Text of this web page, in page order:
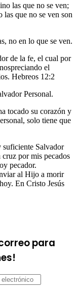
las que no se ven;
las que no se ven son
no en lo que se ven.
de la fe, el cual por
el
Hebreos 12:2
Personal.
tocado su corazón y
solo tiene que
suficiente Salvador
por mis pecados
pecador.
al Hijo a morir
En Cristo Jesús
para